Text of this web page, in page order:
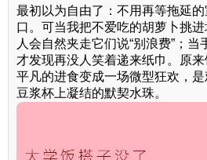
最初以为自由了：不用再等拖延
口。可当我把不爱吃的胡萝卜挑
人会自然夹走它们说“别浪费”；当
才发现再没人笑着递来纸巾。原
平凡的进食变成一场微型狂欢，
豆浆杯上凝结的默契水珠。